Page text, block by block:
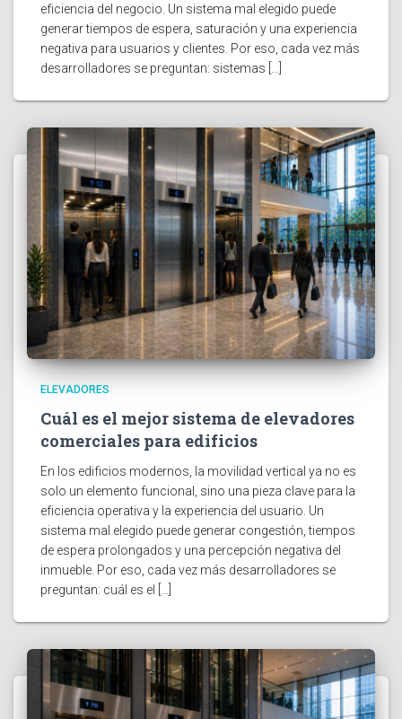
eficiencia del negocio. Un sistema mal elegido puede
generar tiempos de espera, saturación y una experiencia
negativa para usuarios y clientes. Por eso, cada vez más
desarrolladores se preguntan: sistemas […]
ELEVADORES
Cuál es el mejor sistema de elevadores
comerciales para edificios
En los edificios modernos, la movilidad vertical ya no es
solo un elemento funcional, sino una pieza clave para la
eficiencia operativa y la experiencia del usuario. Un
sistema mal elegido puede generar congestión, tiempos
de espera prolongados y una percepción negativa del
inmueble. Por eso, cada vez más desarrolladores se
preguntan: cuál es el […]